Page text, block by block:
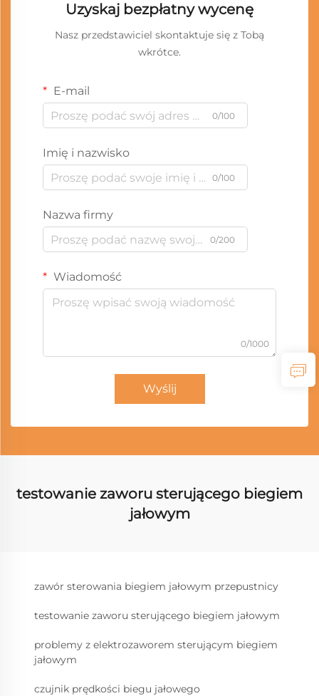
Uzyskaj bezpłatny wycenę
Nasz przedstawiciel skontaktuje się z Tobą
wkrótce.
E-mail
0/100
Imię i nazwisko
0/100
Nazwa firmy
0/200
Wiadomość
0/1000
Wyślij
testowanie zaworu sterującego biegiem
jałowym
zawór sterowania biegiem jałowym przepustnicy
testowanie zaworu sterującego biegiem jałowym
problemy z elektrozaworem sterującym biegiem
jałowym
czujnik prędkości biegu jałowego